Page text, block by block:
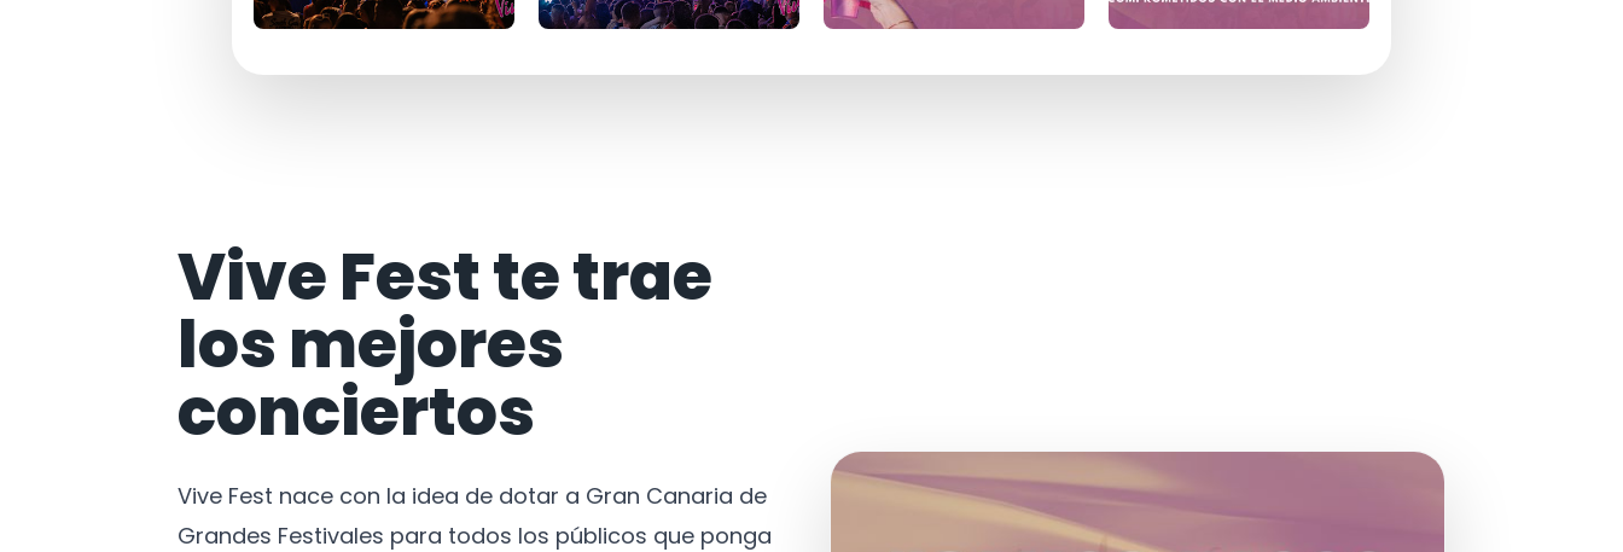
Vive Fest te trae
los mejores
conciertos
Vive Fest nace con la idea de dotar a Gran Canaria de
Grandes Festivales para todos los públicos que ponga